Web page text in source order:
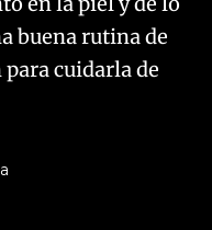
buena rutina de
cuidarla de